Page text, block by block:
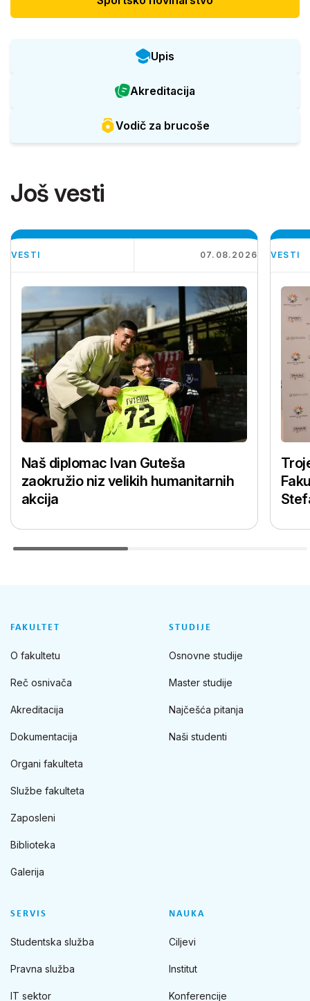
Upis
Akreditacija
Vodič za brucoše
Još vesti
VESTI 07.08.2026
Naš diplomac Ivan Guteša
zaokružio niz velikih humanitarnih
akcija
VESTI
FAKULTET
O fakultetu
Reč osnivača
Akreditacija
Dokumentacija
Organi fakulteta
Službe fakulteta
Zaposleni
Biblioteka
Galerija
STUDIJE
Osnovne studije
Master studije
Najčešća pitanja
Naši studenti
SERVIS
Studentska služba
Pravna služba
IT sektor
NAUKA
Ciljevi
Institut
Konferencije